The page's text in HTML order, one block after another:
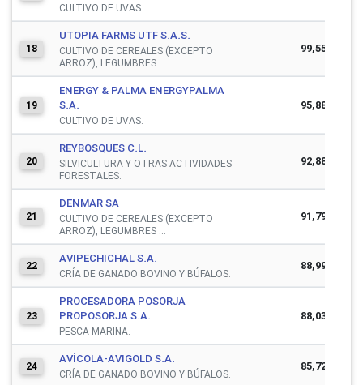
CULTIVO DE UVAS.
18
UTOPIA FARMS UTF S.A.S.
CULTIVO DE CEREALES (EXCEPTO
ARROZ), LEGUMBRES ...
99,551,279
19
ENERGY & PALMA ENERGYPALMA
S.A.
CULTIVO DE UVAS.
95,881,974
20
REYBOSQUES C.L.
SILVICULTURA Y OTRAS ACTIVIDADES
FORESTALES.
92,884,655
21
DENMAR SA
CULTIVO DE CEREALES (EXCEPTO
ARROZ), LEGUMBRES ...
91,796,985
22
AVIPECHICHAL S.A.
CRÍA DE GANADO BOVINO Y BÚFALOS.
88,990,888
23
PROCESADORA POSORJA
PROPOSORJA S.A.
PESCA MARINA.
88,036,131
24
AVÍCOLA-AVIGOLD S.A.
CRÍA DE GANADO BOVINO Y BÚFALOS.
85,728,598